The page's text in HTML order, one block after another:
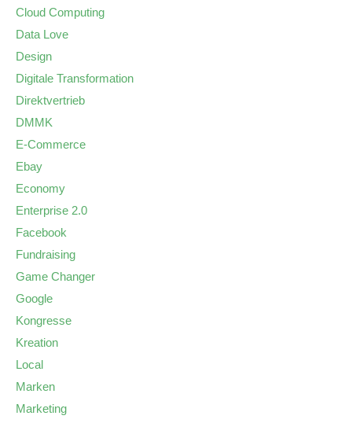
Cloud Computing
Data Love
Design
Digitale Transformation
Direktvertrieb
DMMK
E-Commerce
Ebay
Economy
Enterprise 2.0
Facebook
Fundraising
Game Changer
Google
Kongresse
Kreation
Local
Marken
Marketing